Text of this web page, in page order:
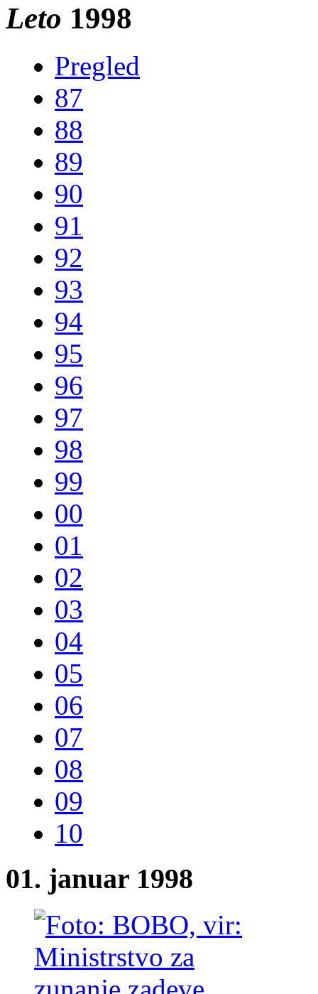
Leto 1998
Pregled
87
88
89
90
91
92
93
94
95
96
97
98
99
00
01
02
03
04
05
06
07
08
09
10
01. januar 1998